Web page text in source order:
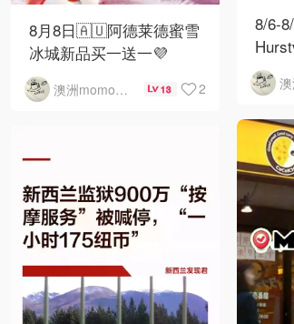
8月8日🇦🇺阿德莱德蜜雪
冰城新品买一送一💜
澳洲momo爱吃 13 2
8/6-